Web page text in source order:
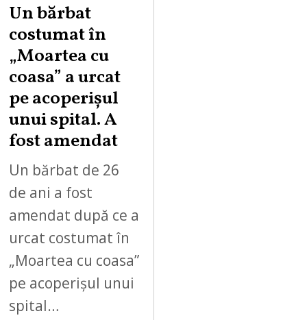
Un bărbat
costumat în
„Moartea cu
coasa” a urcat
pe acoperișul
unui spital. A
fost amendat
Un bărbat de 26
de ani a fost
amendat după ce a
urcat costumat în
„Moartea cu coasa”
pe acoperișul unui
spital…